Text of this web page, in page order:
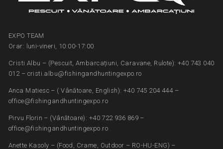
EXPO TEAM
Orar: luni-vineri, 10:00-17:00
Cristi Albu – (Pescuit, Ambarcațiuni, Caravane, Rulote): +40 743 040
012 – cristi.albu@fishingandhuntingexpo.ro
Anca Matiesc – ( Vânătoare, English): +40 745 204 444 –
office@fishingandhuntingexpo.ro
Pirvu Florin – (Vânătoare): +40 722 936 869 –
office@fishingandhuntingexpo.ro
Anette Kasoly – (Food, Crame, Outdoor – RO-HU-ENG) –